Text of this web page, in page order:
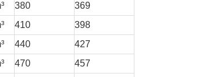
380
369
410
398
440
427
470
457